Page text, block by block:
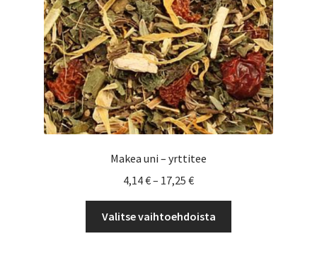
Makea uni – yrttitee
4,14€– 17,25 €Hintaluokka:
4,14 €
-
17,25 €
Valitse vaihtoehdoista